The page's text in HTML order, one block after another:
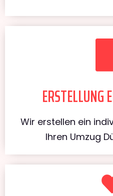
ERSTELLUNG
Wir erstellen ein
Ihren Umzug